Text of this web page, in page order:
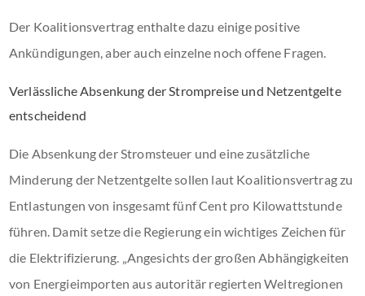
Der Koalitionsvertrag enthalte dazu einige positive
Ankündigungen, aber auch einzelne noch offene Fragen.
Verlässliche Absenkung der Strompreise und Netzentgelte
entscheidend
Die Absenkung der Stromsteuer und eine zusätzliche
Minderung der Netzentgelte sollen laut Koalitionsvertrag zu
Entlastungen von insgesamt fünf Cent pro Kilowattstunde
führen. Damit setze die Regierung ein wichtiges Zeichen für
die Elektrifizierung. „Angesichts der großen Abhängigkeiten
von Energieimporten aus autoritär regierten Weltregionen